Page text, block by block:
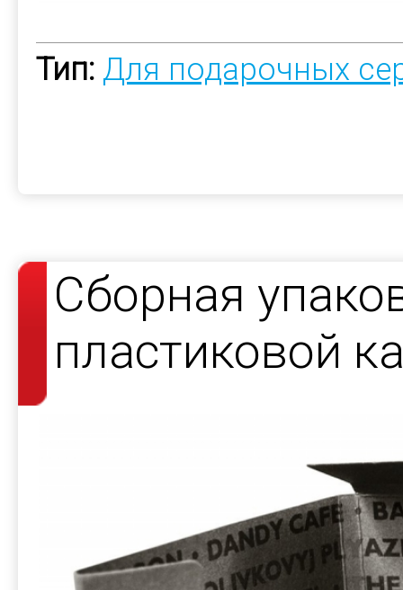
Тип: Для подарочных
Сборная
пластиковой